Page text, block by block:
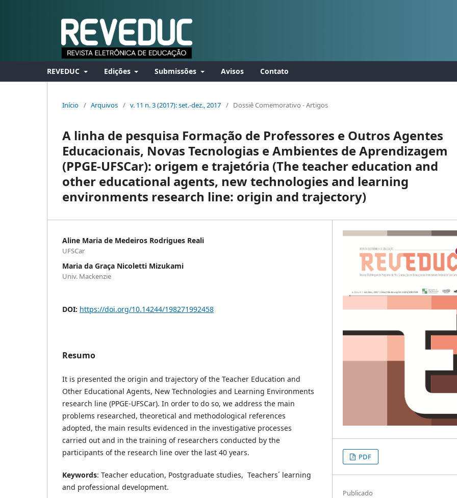
REVEDUC Edições Submissões Avisos Contato
Início / Arquivos / v. 11 n. 3 (2017): set.-dez., 2017 / Dossiê Comemorativo - Artigos
A linha de pesquisa Formação de Professores e Outros Agentes
Educacionais, Novas Tecnologias e Ambientes de Aprendizagem
(PPGE-UFSCar): origem e trajetória (The teacher education and
other educational agents, new technologies and learning
environments research line: origin and trajectory)
Aline Maria de Medeiros Rodrigues Reali
UFSCar
Maria da Graça Nicoletti Mizukami
Univ. Mackenzie
DOI: https://doi.org/10.14244/198271992458
Resumo
It is presented the origin and trajectory of the Teacher Education and
Other Educational Agents, New Technologies and Learning Environments
research line (PPGE-UFSCar). In order to do so, we address the main
problems researched, theoretical and methodological references
adopted, the main results evidenced in the investigative processes
carried out and in the training of researchers conducted by the
participants of the research line over the last 40 years.
Keywords: Teacher education, Postgraduate studies, Teachers´ learning
and professional development.
PDF
Publicado